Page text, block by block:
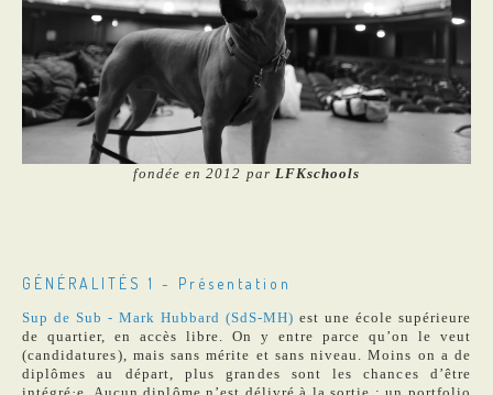
fondée en 2012 par LFKschools
GÉNÉRALITÉS 1 - Présentation
Sup de Sub - Mark Hubbard (SdS-MH) est une école supérieure
de quartier, en accès libre. On y entre parce qu’on le veut
(candidatures), mais sans mérite et sans niveau. Moins on a de
diplômes au départ, plus grandes sont les chances d’être